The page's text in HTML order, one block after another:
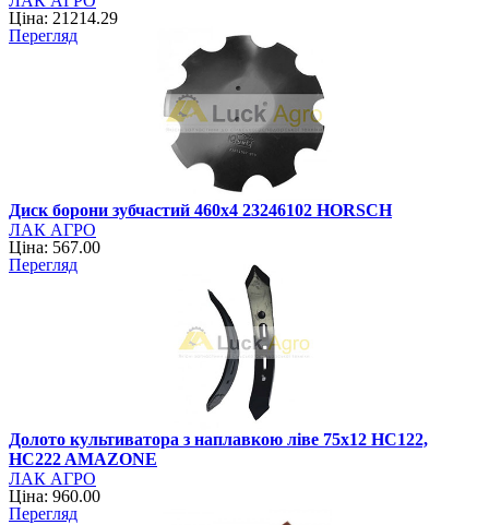
Ціна: 21214.29
Перегляд
Диск борони зубчастий 460х4 23246102 HORSCH
ЛАК АГРО
Ціна: 567.00
Перегляд
Долото культиватора з наплавкою ліве 75x12 HC122,
HC222 AMAZONE
ЛАК АГРО
Ціна: 960.00
Перегляд